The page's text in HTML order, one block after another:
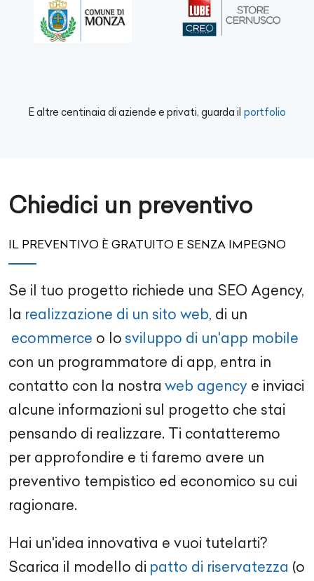
E altre centinaia di aziende e privati, guarda il portfolio
Chiedici un preventivo
IL PREVENTIVO È GRATUITO E SENZA IMPEGNO
Se il tuo progetto richiede una SEO Agency,
la realizzazione di un sito web, di un
ecommerce o lo sviluppo di un'app mobile
con un programmatore di app, entra in
contatto con la nostra web agency e inviaci
alcune informazioni sul progetto che stai
pensando di realizzare. Ti contatteremo
per approfondire e ti faremo avere un
preventivo tempistico ed economico su cui
ragionare.
Hai un'idea innovativa e vuoi tutelarti?
Scarica il modello di patto di riservatezza (o